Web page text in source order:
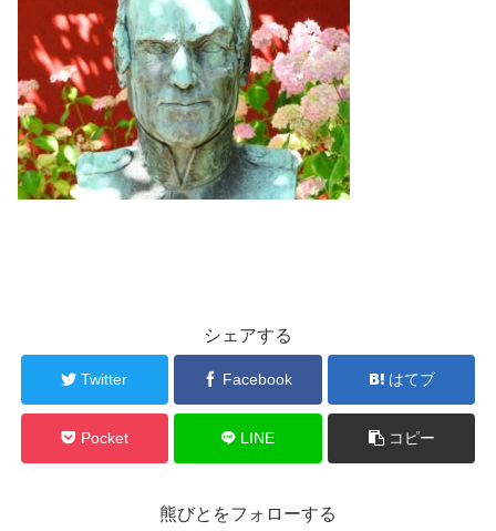
シェアする
Twitter Facebook はてブ
Pocket LINE コピー
熊びとをフォローする